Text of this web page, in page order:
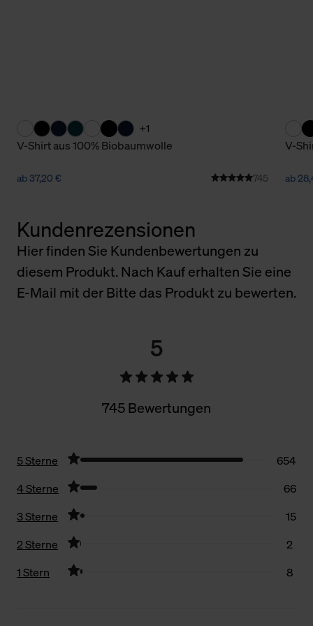
+1
V-Shirt aus 100% Biobaumwolle
ab 37,20 € 745
V-
ab
Kundenrezensionen
Hier finden Sie Kundenbewertungen zu
diesem Produkt. Nach Kauf erhalten Sie eine
E-Mail mit der Bitte das Produkt zu bewerten.
5
745 Bewertungen
5 Sterne
654
4 Sterne
66
3 Sterne
15
2 Sterne
2
1 Stern
8